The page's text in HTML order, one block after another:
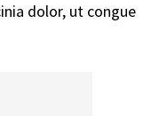
dolor, ut congue